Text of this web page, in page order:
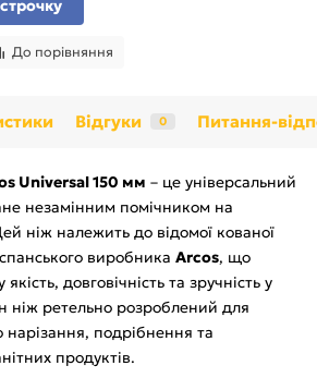
До порівняння
Відгуки 0 Питання-
Universal 150 мм – це універсальний
незамінним помічником на
ніж належить до відомої кованої
виробника Arcos, що
довговічність та зручність у
ніж ретельно розроблений для
нарізання, подрібнення та
продуктів.